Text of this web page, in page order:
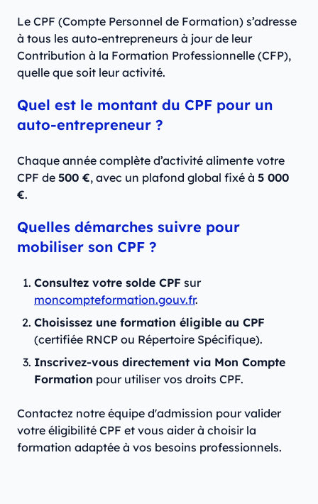
Le CPF (Compte Personnel de Formation) s’adresse
à tous les auto-entrepreneurs à jour de leur
Contribution à la Formation Professionnelle (CFP),
quelle que soit leur activité.
Quel est le montant du CPF pour un
auto-entrepreneur ?
Chaque année complète d’activité alimente votre
CPF de 500 €, avec un plafond global fixé à 5 000
€.
Quelles démarches suivre pour
mobiliser son CPF ?
Consultez votre solde CPF sur
moncompteformation.gouv.fr.
Choisissez une formation éligible au CPF
(certifiée RNCP ou Répertoire Spécifique).
Inscrivez-vous directement via Mon Compte
Formation pour utiliser vos droits CPF.
Contactez notre équipe d'admission pour valider
votre éligibilité CPF et vous aider à choisir la
formation adaptée à vos besoins professionnels.